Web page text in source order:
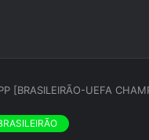
[BRASILEIRÃO-UEFA